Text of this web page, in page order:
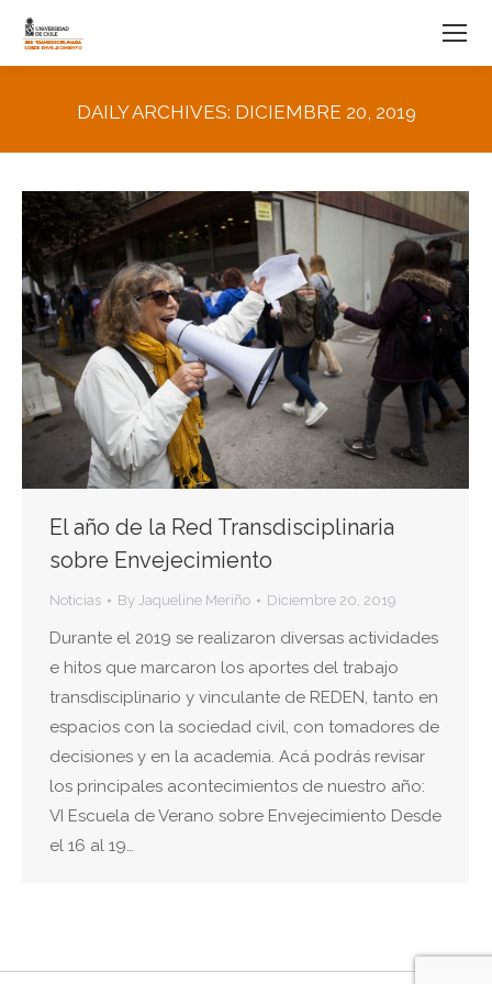
DAILY ARCHIVES: DICIEMBRE 20, 2019
El año de la Red Transdisciplinaria
sobre Envejecimiento
Noticias By Jaqueline Meriño Diciembre 20, 2019
Durante el 2019 se realizaron diversas actividades
e hitos que marcaron los aportes del trabajo
transdisciplinario y vinculante de REDEN, tanto en
espacios con la sociedad civil, con tomadores de
decisiones y en la academia. Acá podrás revisar
los principales acontecimientos de nuestro año:
VI Escuela de Verano sobre Envejecimiento Desde
el 16 al 19…